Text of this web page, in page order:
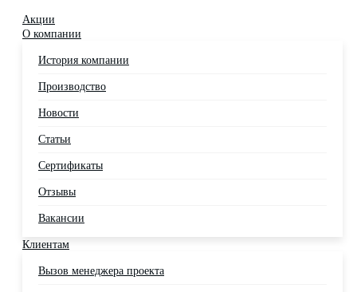
Акции
О компании
История компании
Производство
Новости
Статьи
Сертификаты
Отзывы
Вакансии
Клиентам
Вызов менеджера проекта